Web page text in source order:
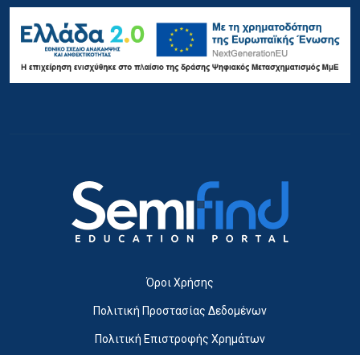
Όροι Χρήσης
Πολιτική Προστασίας Δεδομένων
Πολιτική Επιστροφής Χρημάτων